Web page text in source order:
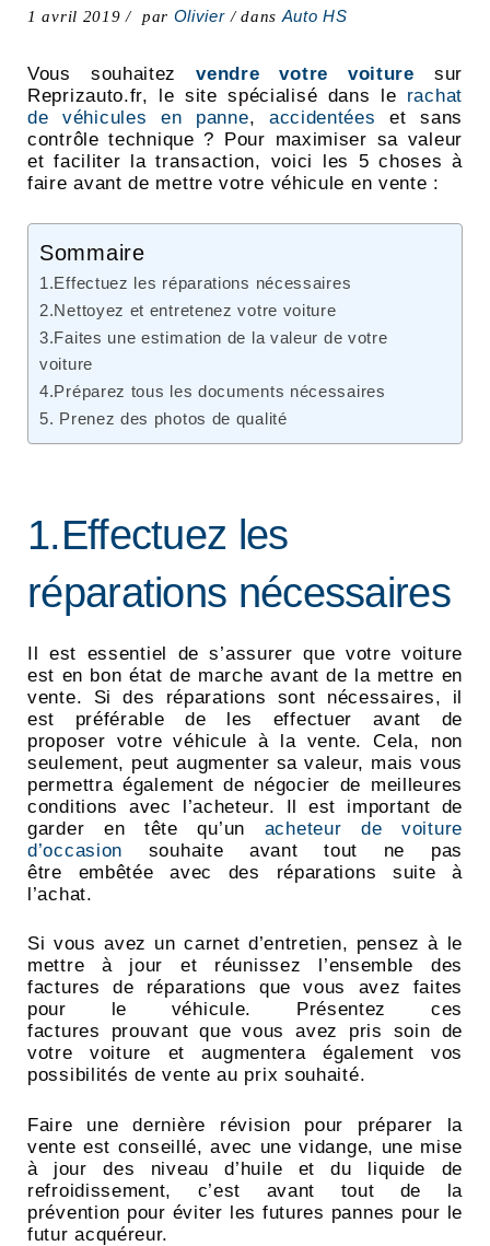
1 avril 2019 par Olivier dans Auto HS
Vous souhaitezvendre votre voiture sur
Reprizauto.fr, le site spécialisé dans le rachat
de véhicules en panne, accidentées et sans
contrôle technique ? Pour maximiser sa valeur
et faciliter la transaction, voici les 5 choses à
faire avant de mettre votre véhicule en vente :
Sommaire
1.Effectuez les réparations nécessaires
2.Nettoyez et entretenez votre voiture
3.Faites une estimation de la valeur de votre
voiture
4.Préparez tous les documents nécessaires
5. Prenez des photos de qualité
1.Effectuez les
réparations nécessaires
Il est essentiel de s’assurer que votre voiture
est en bon état de marche avant de la mettre en
vente. Si des réparations sont nécessaires, il
est préférable de les effectuer avant de
proposer votre véhicule à la vente. Cela, non
seulement, peut augmenter sa valeur, mais vous
permettra également de négocier de meilleures
conditions avec l’acheteur. Il est important de
garder en tête qu’un acheteur de voiture
d’occasion souhaite avant tout ne pas
être embêtée avec des réparations suite à
l’achat.
Si vous avez un carnet d’entretien, pensez à le
mettre à jour et réunissez l’ensemble des
factures de réparations que vous avez faites
pour le véhicule. Présentez ces
factures prouvant que vous avez pris soin de
votre voiture et augmentera également vos
possibilités de vente au prix souhaité.
Faire une dernière révision pour préparer la
vente est conseillé, avec une vidange, une mise
à jour des niveau d’huile et du liquide de
refroidissement, c’est avant tout de la
prévention pour éviter les futures pannes pour le
futur acquéreur.